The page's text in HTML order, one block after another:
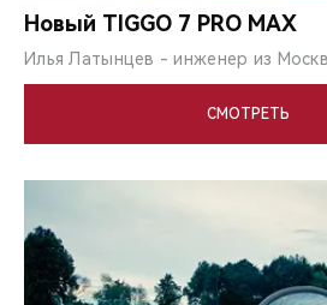
Новый TIGGO 7 PRO MAX
Илья Латынцев - инженер из
СМОТРЕТЬ